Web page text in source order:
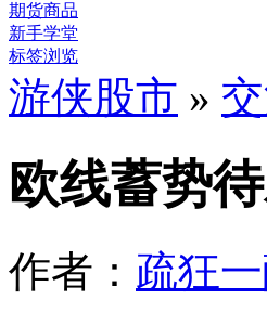
期货商品
新手学堂
标签浏览
游侠股市 »
欧线蓄势
作者： 疏狂